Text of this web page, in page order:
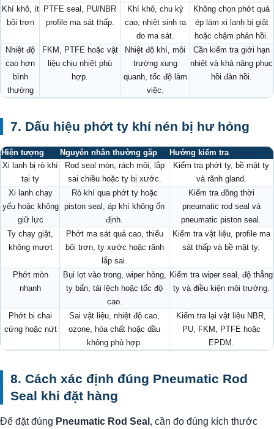
Khí khô, ít
bôi trơn
PTFE seal, PU/NBR
profile ma sát thấp.
Khí khô, chu kỳ
cao, nhiệt sinh ra
do ma sát.
Không chọn phớt quá
ép làm xi lanh bị giật
hoặc chậm phản hồi.
Nhiệt độ
cao hơn
bình
thường
FKM, PTFE hoặc vật
liệu chịu nhiệt phù
hợp.
Nhiệt độ khí, môi
trường xung
quanh, tốc độ làm
việc.
Cần kiểm tra giới hạn
nhiệt và khả năng phục
hồi đàn hồi.
7. Dấu hiệu phớt ty khí nén bị hư hỏng
Hiện tượng Nguyên nhân thường gặp
Hướng kiểm tra
Xi lanh bị rò khí
tại ty
Rod seal mòn, rách môi, lắp
sai chiều hoặc ty bị xước.
Kiểm tra phớt ty, bề mặt ty
và rãnh gland.
Xi lanh chạy
yếu hoặc không
giữ lực
Rò khí qua phớt ty hoặc
piston seal, áp khí không ổn
định.
Kiểm tra đồng thời
pneumatic rod seal và
pneumatic piston seal.
Ty chạy giật,
không mượt
Phớt ma sát quá cao, thiếu
bôi trơn, ty xước hoặc rãnh
lắp sai.
Kiểm tra vật liệu, profile ma
sát thấp và bề mặt ty.
Phớt mòn
nhanh
Bụi lọt vào trong, wiper hỏng,
ty bẩn, tải lệch hoặc tốc độ
cao.
Kiểm tra wiper seal, độ thẳng
ty và điều kiện môi trường.
Phớt bị chai
cứng hoặc nứt
Sai vật liệu, nhiệt độ cao,
ozone, hóa chất hoặc dầu
không phù hợp.
Kiểm tra lại vật liệu NBR,
PU, FKM, PTFE hoặc
EPDM.
8. Cách xác định đúng Pneumatic Rod
Seal khi đặt hàng
Để đặt đúng Pneumatic Rod Seal , cần đo đúng kích thước